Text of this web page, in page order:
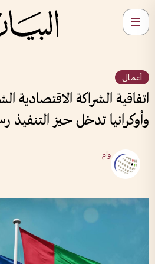
أعمال
اتفاقية الشراكة الاقتصادية
وأوكرانيا تدخل حيز التنفيذ
وام